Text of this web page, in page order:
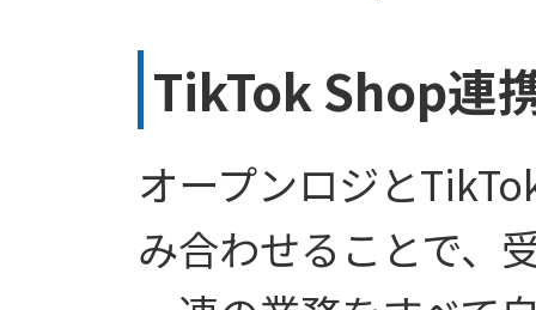
TikTok Shop連
オープンロジと
み合わせることで、